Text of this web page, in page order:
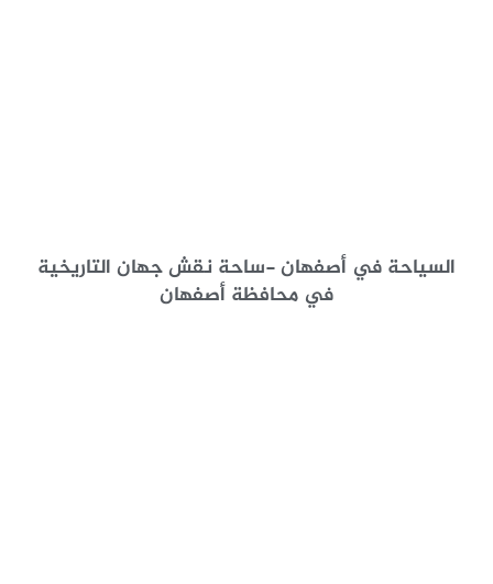
السياحة في أصفهان -ساحة نقش جهان التاريخية
في محافظة أصفهان